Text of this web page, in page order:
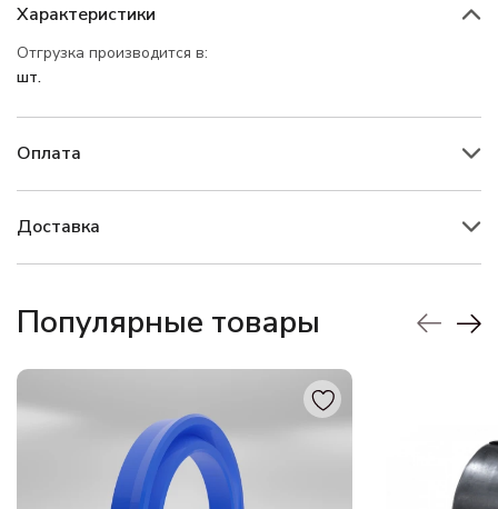
Характеристики
Отгрузка производится в:
шт.
Оплата
Доставка
Популярные товары